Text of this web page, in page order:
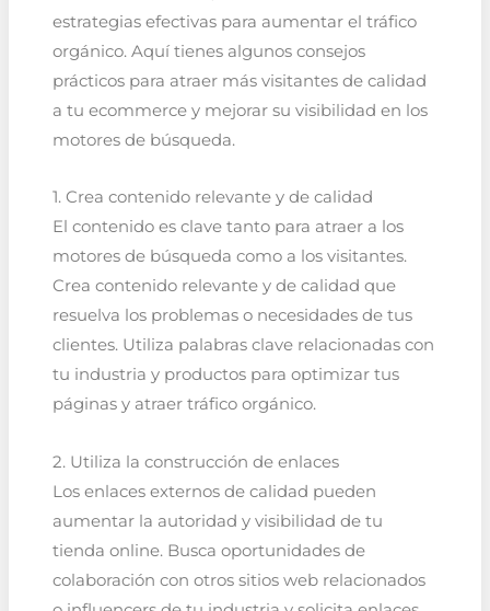
estrategias efectivas para aumentar el tráfico
orgánico. Aquí tienes algunos consejos
prácticos para atraer más visitantes de calidad
a tu ecommerce y mejorar su visibilidad en los
motores de búsqueda.
1. Crea contenido relevante y de calidad
El contenido es clave tanto para atraer a los
motores de búsqueda como a los visitantes.
Crea contenido relevante y de calidad que
resuelva los problemas o necesidades de tus
clientes. Utiliza palabras clave relacionadas con
tu industria y productos para optimizar tus
páginas y atraer tráfico orgánico.
2. Utiliza la construcción de enlaces
Los enlaces externos de calidad pueden
aumentar la autoridad y visibilidad de tu
tienda online. Busca oportunidades de
colaboración con otros sitios web relacionados